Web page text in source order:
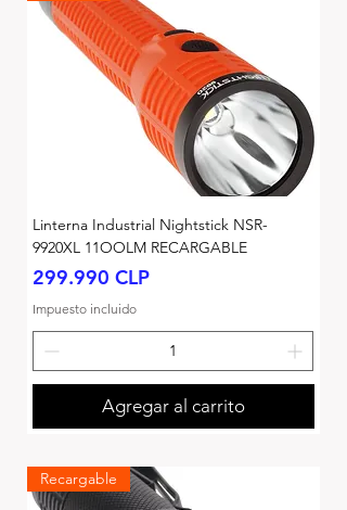
Linterna Industrial Nightstick NSR-
9920XL 11OOLM RECARGABLE
Precio
299.990 CLP
Impuesto incluido
Agregar al carrito
Recargable